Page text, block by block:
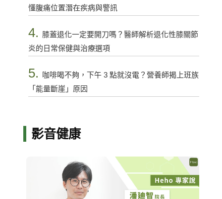
懂腹痛位置潛在疾病與警訊
4. 膝蓋退化一定要開刀嗎？醫師解析退化性膝關節
炎的日常保健與治療選項
5.
咖啡喝不夠，下午 3 點就沒電？營養師揭上班族
「能量斷崖」原因
影音健康